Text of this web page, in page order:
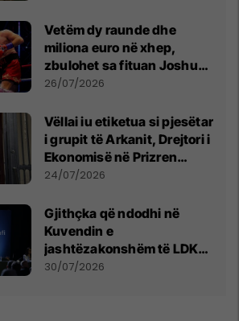
Vetëm dy raunde dhe
miliona euro në xhep,
zbulohet sa fituan Joshua
e Prenga
26/07/2026
Vëllai iu etiketua si pjesëtar
i grupit të Arkanit, Drejtori i
Ekonomisë në Prizren
mohon pretendimet
24/07/2026
Gjithçka që ndodhi në
Kuvendin e
jashtëzakonshëm të LDK-
së
30/07/2026